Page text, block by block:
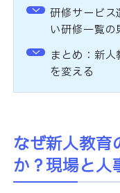
研修サービス
い研修一覧の
まとめ：新人
を変える
なぜ新人教育
か？現場と人